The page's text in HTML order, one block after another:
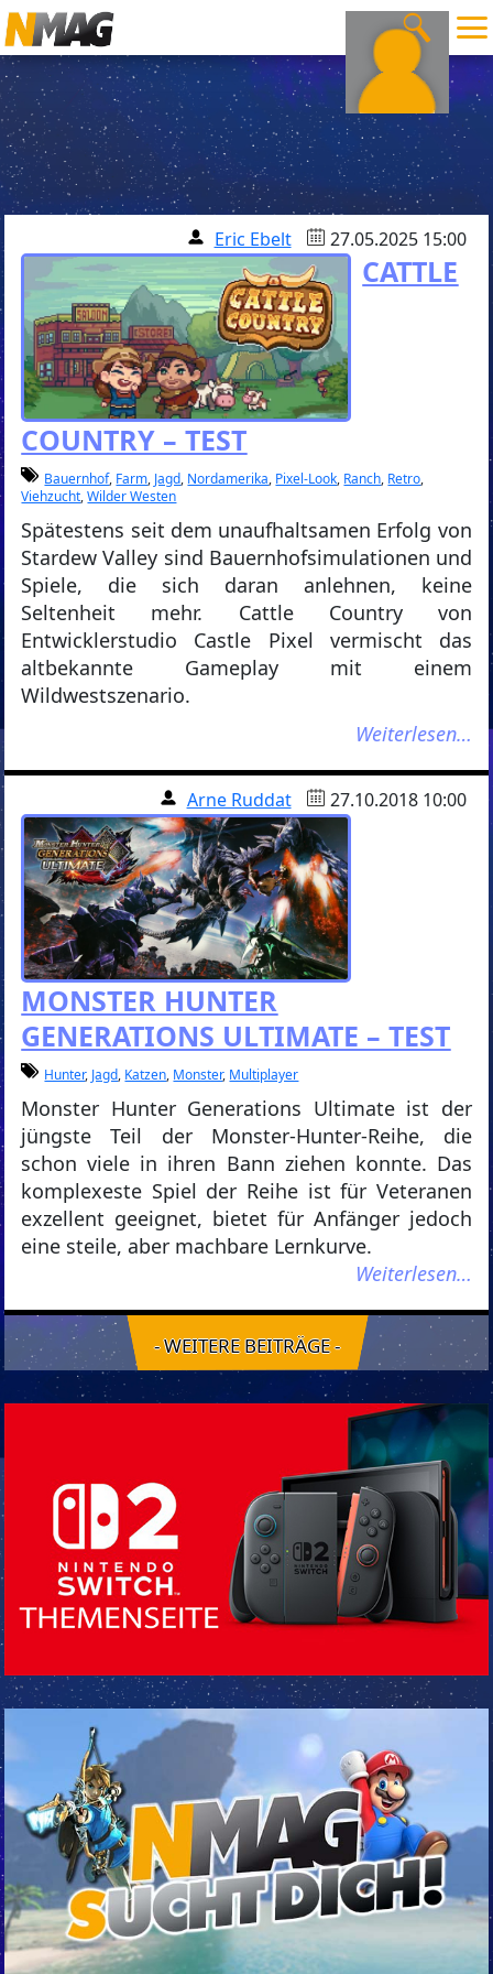
Eric Ebelt 27.05.2025 15:00
CATTLE
COUNTRY – TEST
Bauernhof, Farm, Jagd, Nordamerika, Pixel-Look, Ranch, Retro,
Viehzucht,Wilder Westen
Spätestens seit dem unaufhaltsamen Erfolg von
Stardew Valley sind Bauernhofsimulationen und
Spiele, die sich daran anlehnen, keine
Seltenheit mehr. Cattle Country von
Entwicklerstudio Castle Pixel vermischt das
altbekannte Gameplay mit einem
Wildwestszenario.
Weiterlesen…
Arne Ruddat 27.10.2018 10:00
MONSTER HUNTER
GENERATIONS ULTIMATE – TEST
Hunter, Jagd, Katzen, Monster, Multiplayer
Monster Hunter Generations Ultimate ist der
jüngste Teil der Monster-Hunter-Reihe, die
schon viele in ihren Bann ziehen konnte. Das
komplexeste Spiel der Reihe ist für Veteranen
exzellent geeignet, bietet für Anfänger jedoch
eine steile, aber machbare Lernkurve.
Weiterlesen…
- WEITERE BEITRÄGE -